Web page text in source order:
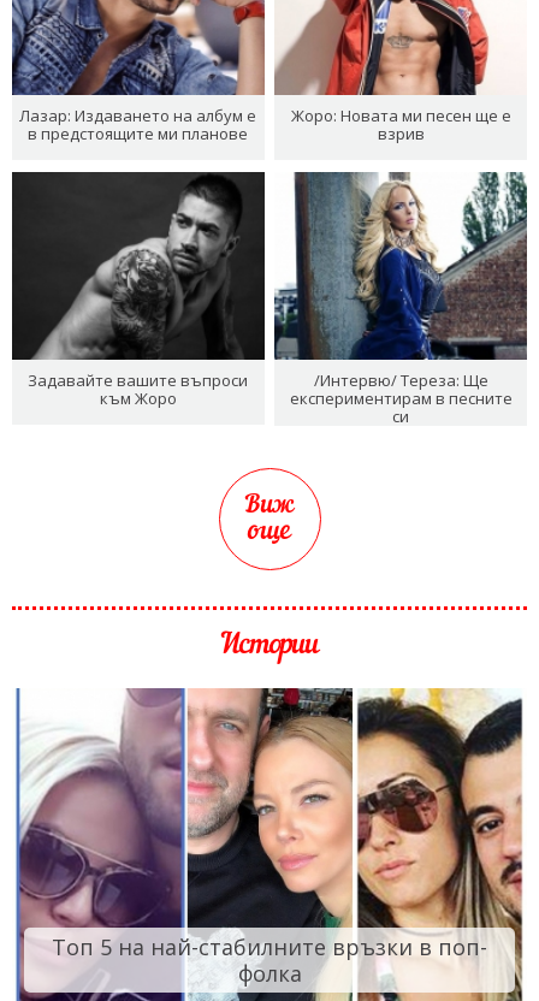
Лазар: Издаването на албум е
в предстоящите ми планове
Жоро: Новата ми песен ще е
взрив
Задавайте вашите въпроси
към Жоро
/Интервю/ Тереза: Ще
експериментирам в песните
си
Виж
още
Истории
Топ 5 на най-стабилните връзки в поп-
фолка